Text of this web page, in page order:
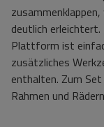
deutlich
Plattform ist
zusätzliches
enthalten. Zum
Rahmen und